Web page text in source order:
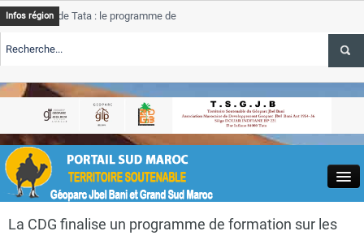
Close
Infos région
de Tata : le programme de rehabilitation post-inondations
TSGJB Tourisme : l’ONMT renforce l’aerien a Dakhla et
Tata
TSGJB Tourisme au Maroc : Transavia renforce les vols Paris-
La CDG finalise un programme de formation sur les